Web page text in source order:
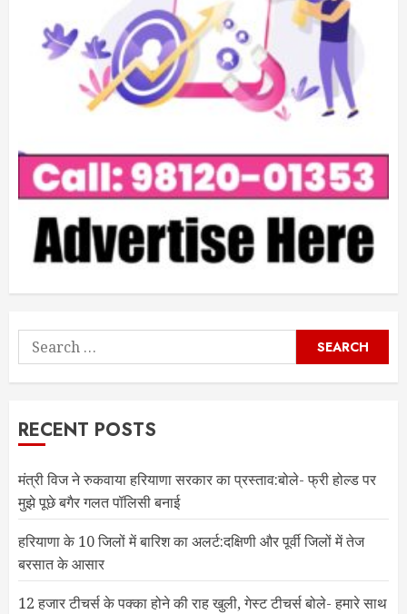
Search
for:
RECENT POSTS
मंत्री विज ने रुकवाया हरियाणा सरकार का प्रस्ताव:बोले- फ्री होल्ड पर
मुझे पूछे बगैर गलत पॉलिसी बनाई
हरियाणा के 10 जिलों में बारिश का अलर्ट:दक्षिणी और पूर्वी जिलों में तेज
बरसात के आसार
12 हजार टीचर्स के पक्का होने की राह खुली, गेस्ट टीचर्स बोले- हमारे साथ